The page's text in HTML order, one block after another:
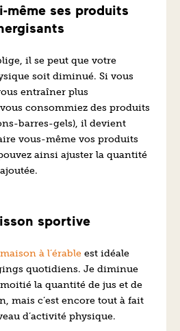
même ses produits
il se peut que votre
soit diminué. Si vous
entraîner plus
consommiez des produits
barres-gels), il devient
vous-même vos produits
ainsi ajuster la quantité
sportive
à l’érable est idéale
quotidiens. Je diminue
la quantité de jus et de
mais c’est encore tout à fait
d’activité physique.